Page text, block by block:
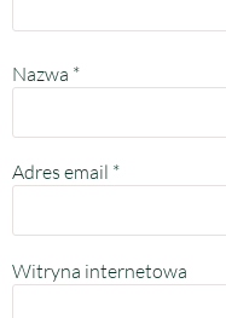
Nazwa *
Adres email *
Witryna internetowa